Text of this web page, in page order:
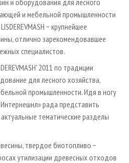
ПЛИТ
и мебельной промышленности
− крупнейшее
отлично зарекомендовавшее
специалистов.
2011 по традиции
для лесного хозяйства,
промышленности. Идя в ногу
рада представить
тематические разделы
твердое биотопливо −
утилизации древесных отходов